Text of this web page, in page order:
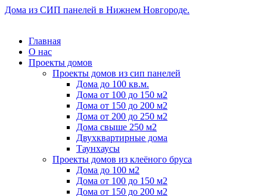
Дома из СИП панелей в Нижнем Новгороде.
Главная
О нас
Проекты домов
Проекты домов из сип панелей
Дома до 100 кв.м.
Дома от 100 до 150 м2
Дома от 150 до 200 м2
Дома от 200 до 250 м2
Дома свыше 250 м2
Двухквартирные дома
Таунхаусы
Проекты домов из клеёного бруса
Дома до 100 м2
Дома от 100 до 150 м2
Дома от 150 до 200 м2